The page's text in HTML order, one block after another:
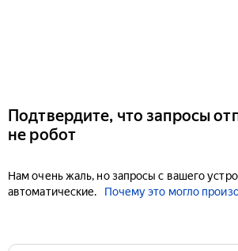
Подтвердите, что запросы
не робот
Нам очень жаль, но запросы с вашего
автоматические.
Почему это могло